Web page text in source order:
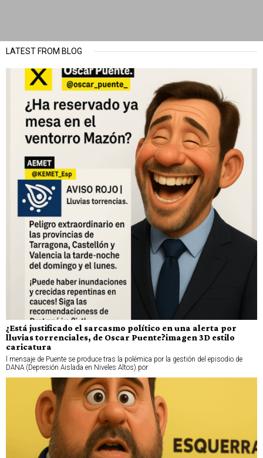
LATEST FROM BLOG
¿Está justificado el sarcasmo político en una alerta por
lluvias torrenciales, de Oscar Puente?imagen 3D estilo
caricatura
l mensaje de Puente se produce tras la polémica por la gestión del episodio de
DANA (Depresión Aislada en Niveles Altos) por